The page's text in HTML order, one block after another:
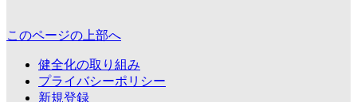
このページの上部へ
健全化の取り組み
プライバシーポリシー
新規登録